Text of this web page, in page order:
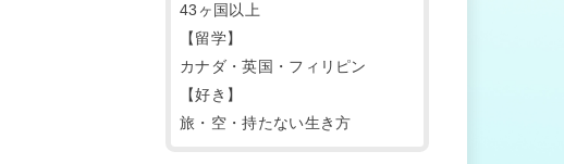
43ヶ国以上
【留学】
カナダ・英国・フィリピン
【好き】
旅・空・持たない生き方